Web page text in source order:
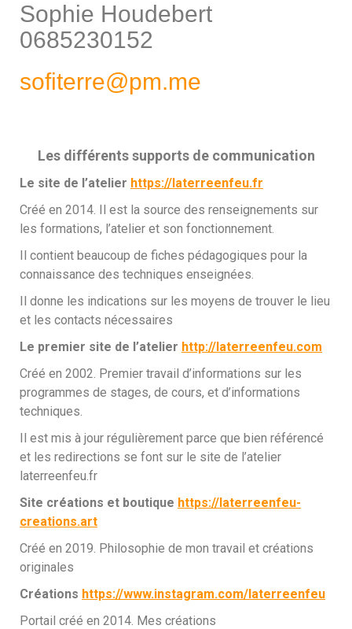
Sophie Houdebert
0685230152
sofiterre@pm.me
Les différents supports de communication
Le site de l’atelier https://laterreenfeu.fr
Créé en 2014. Il est la source des renseignements sur
les formations, l’atelier et son fonctionnement.
Il contient beaucoup de fiches pédagogiques pour la
connaissance des techniques enseignées.
Il donne les indications sur les moyens de trouver le lieu
et les contacts nécessaires
Le premier site de l’atelier http://laterreenfeu.com
Créé en 2002. Premier travail d’informations sur les
programmes de stages, de cours, et d’informations
techniques.
Il est mis à jour régulièrement parce que bien référencé
et les redirections se font sur le site de l’atelier
laterreenfeu.fr
Site créations et boutique https://laterreenfeu-
creations.art
Créé en 2019. Philosophie de mon travail et créations
originales
Créations https://www.instagram.com/laterreenfeu
Portail créé en 2014. Mes créations